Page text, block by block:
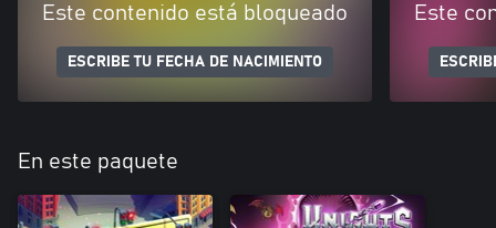
Este contenido está bloqueado
ESCRIBE TU FECHA DE NACIMIENTO
Este
En este paquete